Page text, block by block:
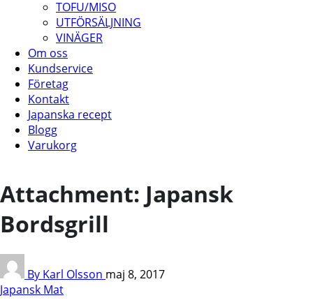
TOFU/MISO
UTFÖRSÄLJNING
VINÄGER
Om oss
Kundservice
Företag
Kontakt
Japanska recept
Blogg
Varukorg
Attachment: Japansk
Bordsgrill
By Karl Olsson maj 8, 2017
Japansk Mat